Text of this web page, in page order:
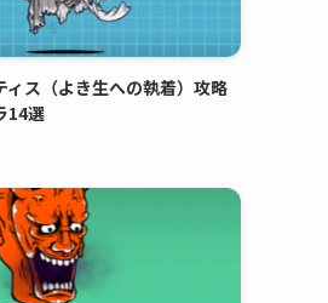
ィス（よき生への執着）攻略
14選